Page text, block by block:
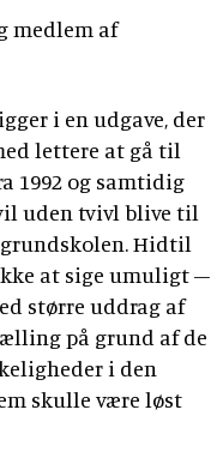
medlem af
i en udgave, der
lettere at gå til
1992 og samtidig
uden tvivl blive til
Hidtil
at sige umuligt –
større uddrag af
på grund af de
i den
skulle være løst